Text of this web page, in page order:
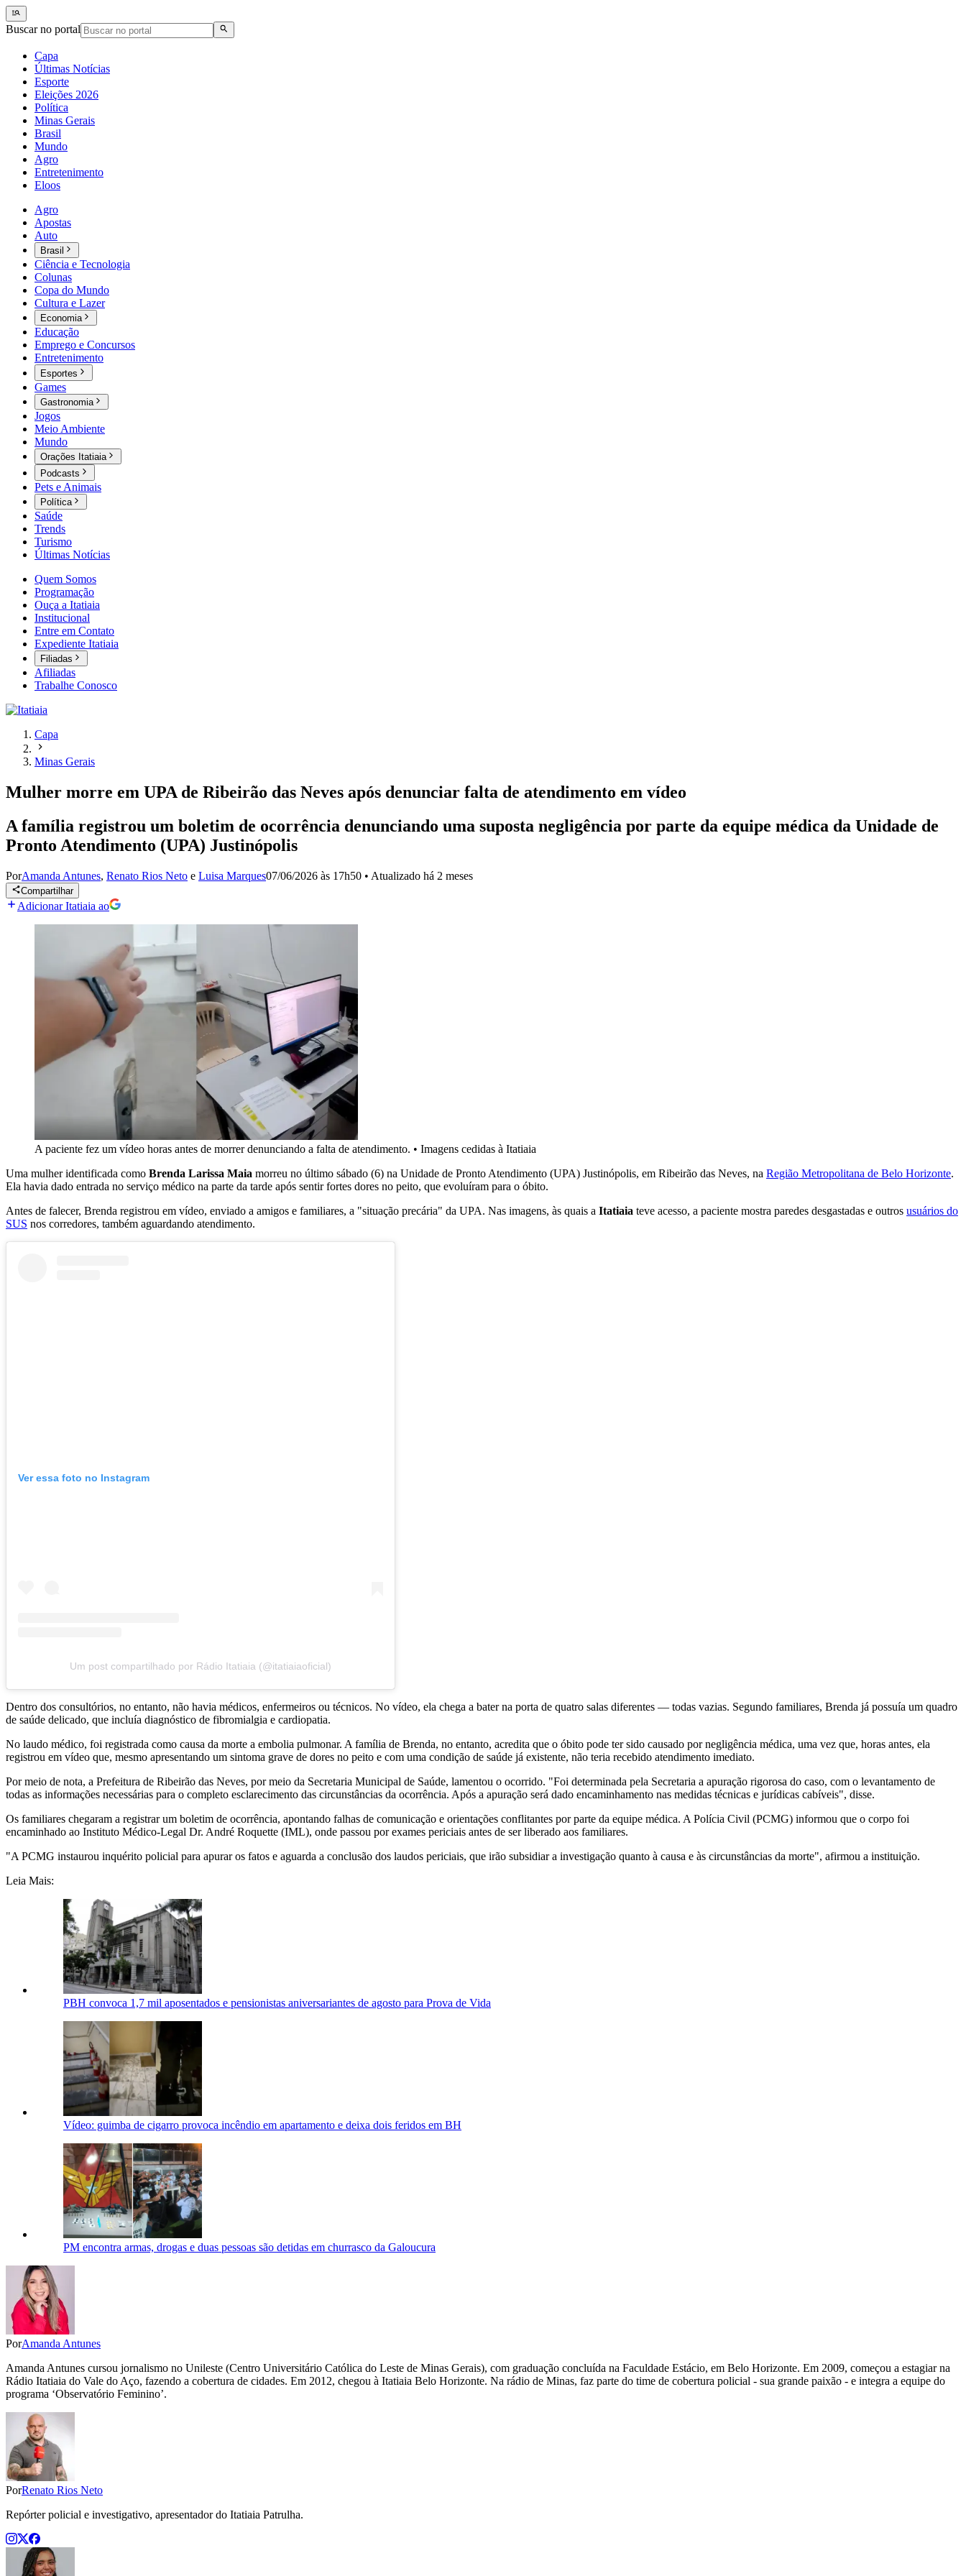
Buscar no portal
Capa
Últimas Notícias
Esporte
Eleições 2026
Política
Minas Gerais
Brasil
Mundo
Agro
Entretenimento
Eloos
Agro
Apostas
Auto
Brasil
Ciência e Tecnologia
Colunas
Copa do Mundo
Cultura e Lazer
Economia
Educação
Emprego e Concursos
Entretenimento
Esportes
Games
Gastronomia
Jogos
Meio Ambiente
Mundo
Orações Itatiaia
Podcasts
Pets e Animais
Política
Saúde
Trends
Turismo
Últimas Notícias
Quem Somos
Programação
Ouça a Itatiaia
Institucional
Entre em Contato
Expediente Itatiaia
Filiadas
Afiliadas
Trabalhe Conosco
Capa
Minas Gerais
Mulher morre em UPA de Ribeirão das Neves após denunciar falta de atendimento em vídeo
A família registrou um boletim de ocorrência denunciando uma suposta negligência por parte da equipe médica da Unidade de
Pronto Atendimento (UPA) Justinópolis
PorAmanda Antunes, Renato Rios Neto e Luisa Marques07/06/2026 às 17h50 • Atualizado há 2 meses
Compartilhar
Adicionar Itatiaia ao
A paciente fez um vídeo horas antes de morrer denunciando a falta de atendimento. • Imagens cedidas à Itatiaia
Uma mulher identificada como Brenda Larissa Maia morreu no último sábado (6) na Unidade de Pronto Atendimento (UPA) Justinópolis, em Ribeirão das Neves, na Região Metropolitana de Belo Horizonte.
Ela havia dado entrada no serviço médico na parte da tarde após sentir fortes dores no peito, que evoluíram para o óbito.
Antes de falecer, Brenda registrou em vídeo, enviado a amigos e familiares, a "situação precária" da UPA. Nas imagens, às quais a Itatiaia teve acesso, a paciente mostra paredes desgastadas e outros usuários do
SUS nos corredores, também aguardando atendimento.
Ver essa foto no Instagram
Um post compartilhado por Rádio Itatiaia (@itatiaiaoficial)
Dentro dos consultórios, no entanto, não havia médicos, enfermeiros ou técnicos. No vídeo, ela chega a bater na porta de quatro salas diferentes — todas vazias. Segundo familiares, Brenda já possuía um quadro
de saúde delicado, que incluía diagnóstico de fibromialgia e cardiopatia.
No laudo médico, foi registrada como causa da morte a embolia pulmonar. A família de Brenda, no entanto, acredita que o óbito pode ter sido causado por negligência médica, uma vez que, horas antes, ela
registrou em vídeo que, mesmo apresentando um sintoma grave de dores no peito e com uma condição de saúde já existente, não teria recebido atendimento imediato.
Por meio de nota, a Prefeitura de Ribeirão das Neves, por meio da Secretaria Municipal de Saúde, lamentou o ocorrido. "Foi determinada pela Secretaria a apuração rigorosa do caso, com o levantamento de
todas as informações necessárias para o completo esclarecimento das circunstâncias da ocorrência. Após a apuração será dado encaminhamento nas medidas técnicas e jurídicas cabíveis", disse.
Os familiares chegaram a registrar um boletim de ocorrência, apontando falhas de comunicação e orientações conflitantes por parte da equipe médica. A Polícia Civil (PCMG) informou que o corpo foi
encaminhado ao Instituto Médico-Legal Dr. André Roquette (IML), onde passou por exames periciais antes de ser liberado aos familiares.
"A PCMG instaurou inquérito policial para apurar os fatos e aguarda a conclusão dos laudos periciais, que irão subsidiar a investigação quanto à causa e às circunstâncias da morte", afirmou a instituição.
Leia Mais:
PBH convoca 1,7 mil aposentados e pensionistas aniversariantes de agosto para Prova de Vida
Vídeo: guimba de cigarro provoca incêndio em apartamento e deixa dois feridos em BH
PM encontra armas, drogas e duas pessoas são detidas em churrasco da Galoucura
PorAmanda Antunes
Amanda Antunes cursou jornalismo no Unileste (Centro Universitário Católica do Leste de Minas Gerais), com graduação concluída na Faculdade Estácio, em Belo Horizonte. Em 2009, começou a estagiar na
Rádio Itatiaia do Vale do Aço, fazendo a cobertura de cidades. Em 2012, chegou à Itatiaia Belo Horizonte. Na rádio de Minas, faz parte do time de cobertura policial - sua grande paixão - e integra a equipe do
programa ‘Observatório Feminino’.
PorRenato Rios Neto
Repórter policial e investigativo, apresentador do Itatiaia Patrulha.